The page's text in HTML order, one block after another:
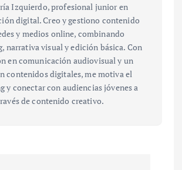
Izquierdo, profesional junior en
digital. Creo y gestiono contenido
y medios online, combinando
narrativa visual y edición básica. Con
en comunicación audiovisual y un
contenidos digitales, me motiva el
y conectar con audiencias jóvenes a
de contenido creativo.